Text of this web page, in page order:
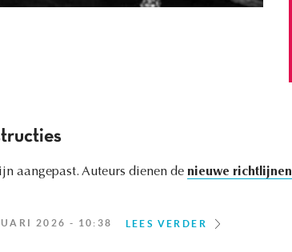
aangepast. Auteurs dienen de nieuwe richtlijnen
2026 - 10:38 LEES VERDER